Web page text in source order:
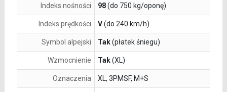
Indeks nośności 98(do 750 kg/oponę)
Indeks prędkości V(do 240 km/h)
Symbol alpejski Tak(płatek śniegu)
Wzmocnienie Tak(XL)
Oznaczenia XL, 3PMSF, M+S